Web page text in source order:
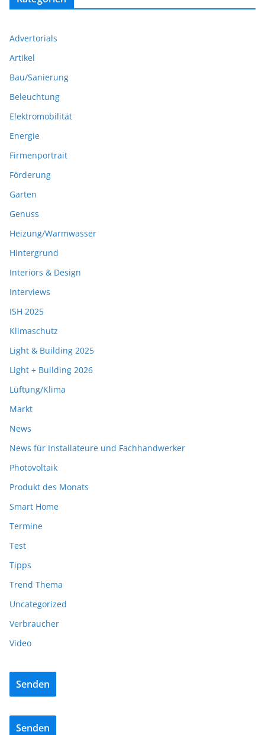
Advertorials
Artikel
Bau/Sanierung
Beleuchtung
Elektromobilität
Energie
Firmenportrait
Förderung
Garten
Genuss
Heizung/Warmwasser
Hintergrund
Interiors & Design
Interviews
ISH 2025
Klimaschutz
Light & Building 2025
Light + Building 2026
Lüftung/Klima
Markt
News
News für Installateure und Fachhandwerker
Photovoltaik
Produkt des Monats
Smart Home
Termine
Test
Tipps
Trend Thema
Uncategorized
Verbraucher
Video
Senden
Senden